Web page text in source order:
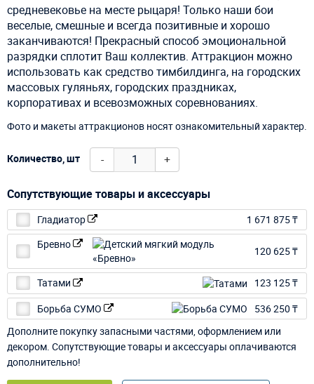
средневековье на месте рыцаря! Только наши бои
веселые, смешные и всегда позитивные и хорошо
заканчиваются! Прекрасный способ эмоциональной
разрядки сплотит Ваш коллектив. Аттракцион можно
использовать как средство тимбилдинга, на городских
массовых гуляньях, городских праздниках,
корпоративах и всевозможных соревнованиях.
Фото и макеты аттракционов носят ознакомительный характер.
Количество, шт - +
Сопутствующие товары и аксессуары
Гладиатор
1 671 875 ₸
Бревно
120 625 ₸
Татами
123 125 ₸
Борьба СУМО
536 250 ₸
Дополните покупку запасными частями, оформлением или
декором. Сопутствующие товары и аксессуары оплачиваются
дополнительно!